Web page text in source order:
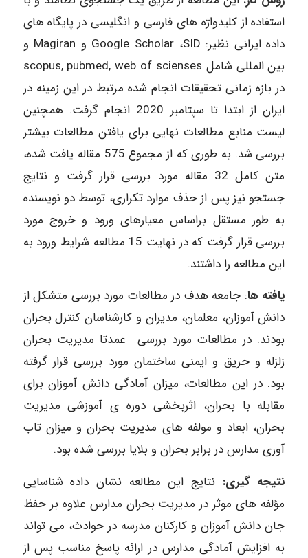
استفاده از کلیدواژه های فارسی و انگلیسی در پایگاه های
داده ایرانی نظیر: Google Scholar ،SID و Magiran و
بین المللی شامل scopus, pubmed, web of scienses
در بازه زمانی تحقیقات انجام شده مرتبط در این زمینه در
ایران از ابتدا تا سپتامبر 2020 انجام گرفت. همچنین
لیست منابع مطالعات نهایی برای یافتن مطالعات بیشتر
بررسی شد. به طوری که از مجموع 575 مقاله یافت شده،
متن کامل 32 مقاله مورد بررسی قرار گرفت و نتایج
جستجو نیز پس از حذف موارد تکراری، توسط دو نویسنده
به طور مستقل براساس معیارهای ورود و خروج مورد
بررسی قرار گرفت که در نهایت 15 مطالعه شرایط ورود به
این مطالعه را داشتند.
یافته ­ها: جامعه هدف در مطالعات مورد بررسی متشکل از
دانش آموزان، معلمان، مدیران و کارشناسان کنترل بحران
بودند. در مطالعات مورد بررسی عمدتا مدیریت بحران
زلزله و حریق و ایمنی ساختمان مورد بررسی قرار گرفته
بود. در این مطالعات، میزان آمادگی دانش آموزان برای
مقابله با بحران، اثربخشی دوره ی آموزشی مدیریت
بحران، ابعاد و مولفه های مدیریت بحران و میزان تاب
آوری مدارس در برابر بحران و بلایا بررسی شده بود.
نتیجه ­گیری: نتایج این مطالعه نشان داده شناسایی
مؤلفه های موثر در مدیریت بحران مدارس علاوه بر حفظ
جان دانش آموزان و کارکنان مدرسه در حوادث، می تواند
به افزایش آمادگی مدارس در ارائه پاسخ مناسب پس از